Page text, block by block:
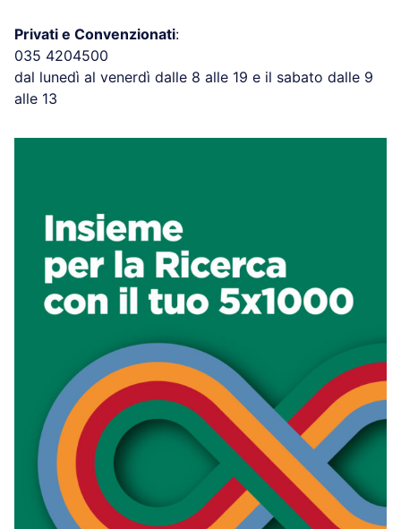
Privati e Convenzionati:
035 4204500
dal lunedì al venerdì dalle 8 alle 19 e il sabato dalle 9
alle 13